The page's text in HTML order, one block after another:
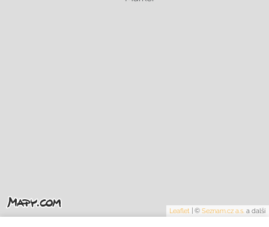
Leaflet ©Seznam.cz a.s. a další